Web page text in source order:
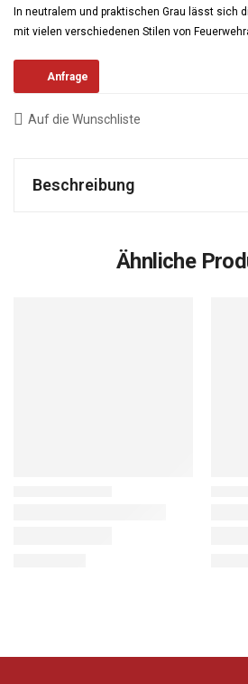
In neutralem und praktischen Grau lässt sich
mit vielen verschiedenen Stilen von
Anfrage
Auf die Wunschliste
Beschreibung
Ähnliche